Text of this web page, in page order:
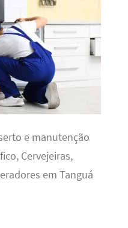
e manutenção
Cervejeiras,
em Tanguá